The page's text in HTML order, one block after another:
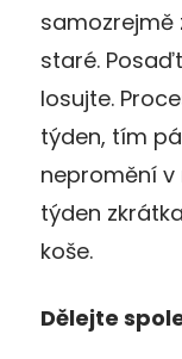
samozrejmě
staré.
losujte.
týden, tím
nepromění v
týden
koše.
Dělejte